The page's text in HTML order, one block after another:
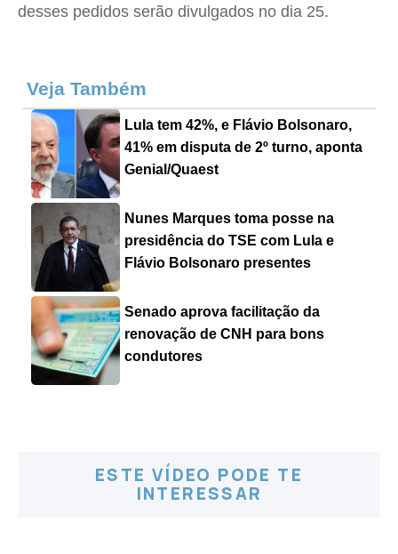
desses pedidos serão divulgados no dia 25.
Veja Também
Lula tem 42%, e Flávio Bolsonaro,
41% em disputa de 2º turno, aponta
Genial/Quaest
Nunes Marques toma posse na
presidência do TSE com Lula e
Flávio Bolsonaro presentes
Senado aprova facilitação da
renovação de CNH para bons
condutores
ESTE VÍDEO PODE TE
INTERESSAR